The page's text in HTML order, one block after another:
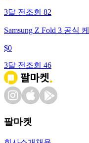
3달 전 조회 82
Samsung Z Fold 3 공식
$0
3달 전 조회 46
팔마켓